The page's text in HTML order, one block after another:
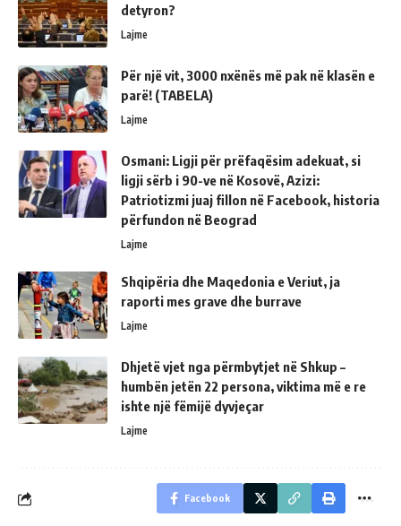
detyron?
Lajme
Për një vit, 3000 nxënës më pak në klasën e
parë! (TABELA)
Lajme
Osmani: Ligji për prëfaqësim adekuat, si
ligji sërb i 90-ve në Kosovë, Azizi:
Patriotizmi juaj fillon në Facebook, historia
përfundon në Beograd
Lajme
Shqipëria dhe Maqedonia e Veriut, ja
raporti mes grave dhe burrave
Lajme
Dhjetë vjet nga përmbytjet në Shkup –
humbën jetën 22 persona, viktima më e re
ishte një fëmijë dyvjeçar
Lajme
Facebook